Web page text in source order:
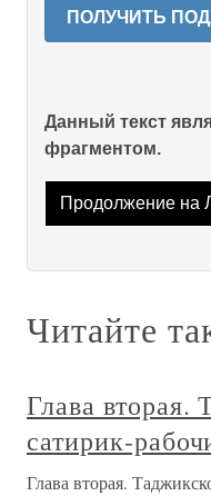
ПОЛУЧИТЬ
Данный текст
фрагментом.
Продолжение на
Читайте
Глава вторая.
сатирик-
Глава вторая.